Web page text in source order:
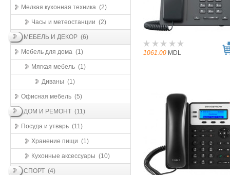
Мелкая кухонная техника (2)
Часы и метеостанции (2)
МЕБЕЛЬ И ДЕКОР (6)
Мебель для дома (1)
Мягкая мебель (1)
Диваны (1)
Офисная мебель (5)
ДОМ И РЕМОНТ (11)
Посуда и утварь (11)
Хранение пищи (1)
Кухонные aксессуары (10)
СПОРТ (4)
1061.00 MDL